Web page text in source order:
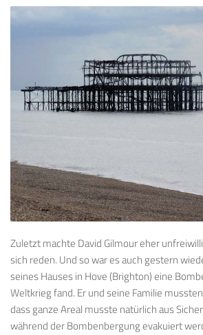
Zuletzt machte David Gilmour eher
sich reden. Und so war es auch gestern
seines Hauses in Hove (Brighton) eine
Weltkrieg fand. Er und seine Familie
dass ganze Areal musste natürlich aus
während der Bombenbergung evakuiert